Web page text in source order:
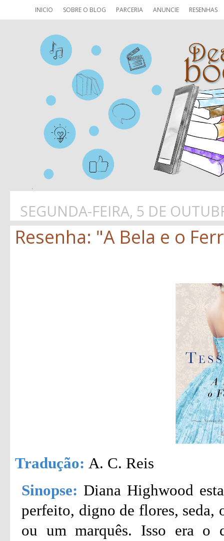
INICIO SOBRE O BLOG PARCERIA ANUNCIE RESENHAS
SEGUNDA-FEIRA, 5 DE
Resenha: "A Bela e o
Tradução: A. C. Reis
Sinopse: Diana Highwood
perfeito, digno de flores, seda,
ou um marquês. Isso era o